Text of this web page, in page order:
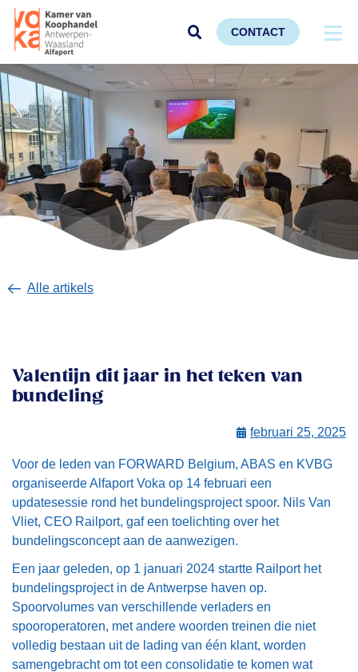
CONTACT
Alle artikels
Valentijn dit jaar in het teken van
bundeling
februari 25, 2025
Voor de leden van FORWARD Belgium, ABAS en KVBG
organiseerde Alfaport Voka op 14 februari een
updatesessie rond het bundelingsproject spoor. Nils Van
Vliet, CEO Railport, gaf een toelichting over het
bundelingsconcept aan de aanwezigen.
Een jaar geleden, op 1 januari 2024 startte Railport het
bundelingsproject in de Antwerpse haven op.
Spoorvolumes van verschillende verladers en
spooroperatoren, met andere woorden treinen die niet
volledig bestaan uit de lading van één klant, worden
samengebracht om tot een consolidatie te komen wat